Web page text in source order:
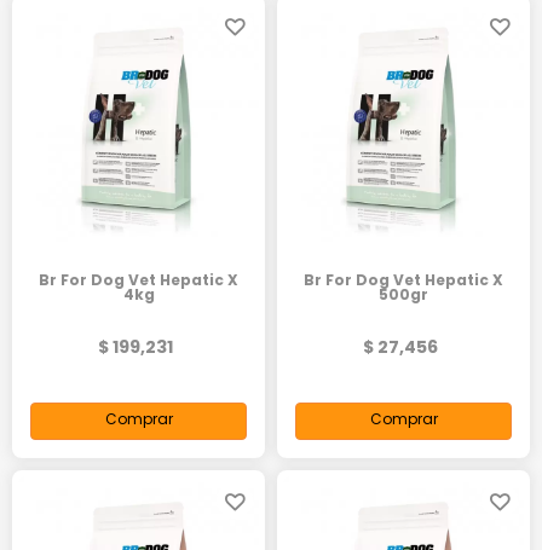
Br For Dog Vet Hepatic X
4kg
$ 199,231
Comprar
Br For Dog Vet Hepatic X
500gr
$ 27,456
Comprar